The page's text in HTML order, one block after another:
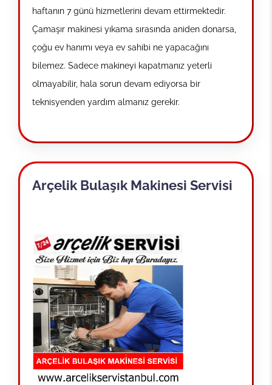
haftanın 7 günü hizmetlerini devam ettirmektedir.
Çamaşır makinesi yıkama sırasında aniden donarsa,
çoğu ev hanımı veya ev sahibi ne yapacağını
bilemez. Sadece makineyi kapatmanız yeterli
olmayabilir, hala sorun devam ediyorsa bir
teknisyenden yardım almanız gerekir.
Arçelik Bulaşık Makinesi Servisi